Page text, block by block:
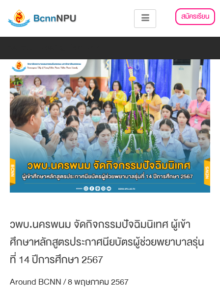
สมัครเรียน
วพบ.นครพนม จัดกิจกรรมปัจฉิมนิเทศ ผู้เข้า
ศึกษาหลักสูตรประกาศนียบัตรผู้ช่วยพยาบาลรุ่น
ที่ 14 ปีการศึกษา 2567
Around BCNN/8 พฤษภาคม 2567
แนะแนว
เรื่อง